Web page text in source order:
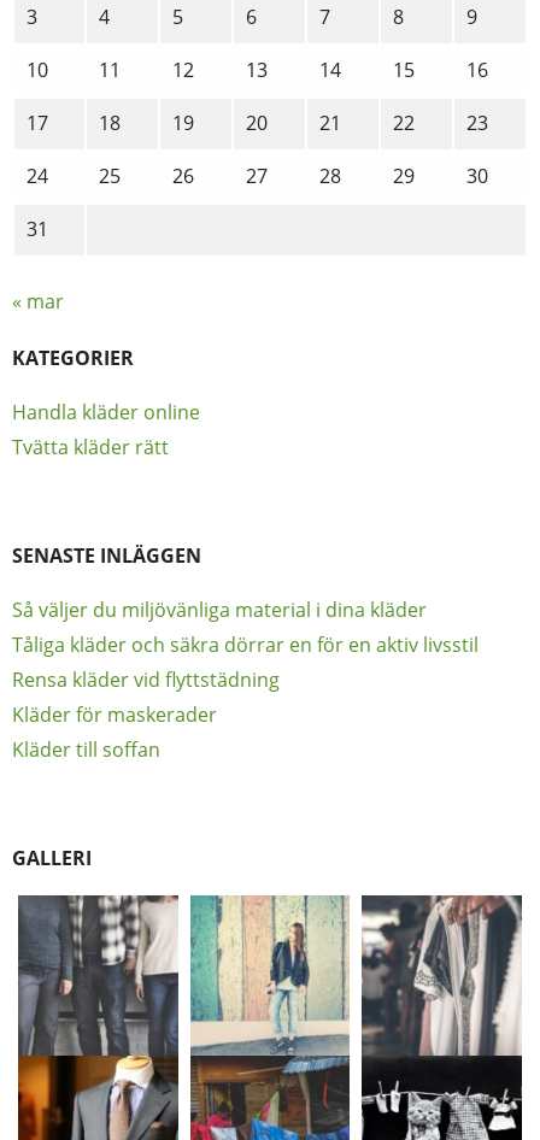
3
4 5 6 7 8
9
10
11 12 13 14 15
16
17
18 19 20 21 22
23
24
25 26 27 28 29
30
31
« mar
KATEGORIER
Handla kläder online
Tvätta kläder rätt
SENASTE INLÄGGEN
Så väljer du miljövänliga material i dina kläder
Tåliga kläder och säkra dörrar en för en aktiv livsstil
Rensa kläder vid flyttstädning
Kläder för maskerader
Kläder till soffan
GALLERI